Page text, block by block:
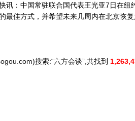
：中国常驻联合国代表王光亚7日在纽
最佳方式，并希望未来几周内在北京恢
)搜索:“六方会谈”,共找到